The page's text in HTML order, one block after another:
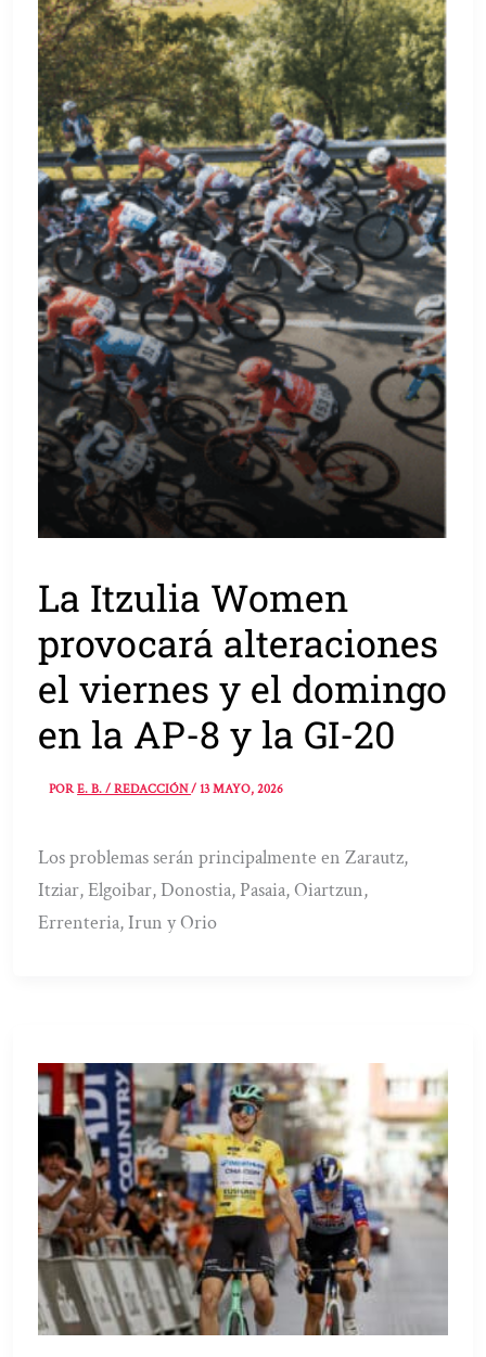
La Itzulia Women
provocará alteraciones
el viernes y el domingo
en la AP-8 y la GI-20
PORE. B. / REDACCIÓN/13 MAYO, 2026
Los problemas serán principalmente en Zarautz,
Itziar, Elgoibar, Donostia, Pasaia, Oiartzun,
Errenteria, Irun y Orio